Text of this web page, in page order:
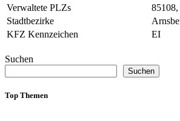
Verwaltete PLZs
85108,
Stadtbezirke
KFZ Kennzeichen
EI
Suchen
Suchen
Top Themen